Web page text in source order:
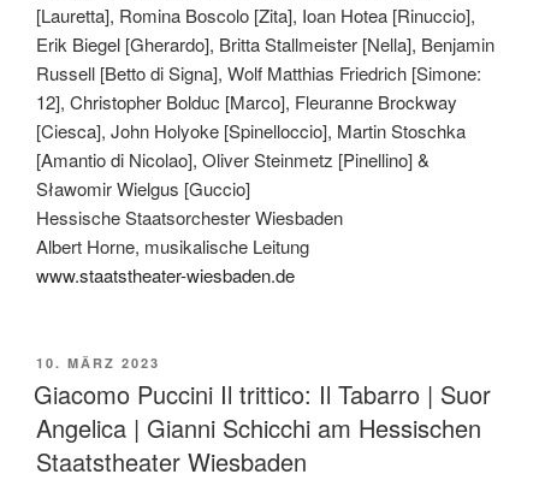
[Lauretta], Romina Boscolo [Zita], Ioan Hotea [Rinuccio],
Erik Biegel [Gherardo], Britta Stallmeister [Nella], Benjamin
Russell [Betto di Signa], Wolf Matthias Friedrich [Simone:
12], Christopher Bolduc [Marco], Fleuranne Brockway
[Ciesca], John Holyoke [Spinelloccio], Martin Stoschka
[Amantio di Nicolao], Oliver Steinmetz [Pinellino] &
Sławomir Wielgus [Guccio]
Hessische Staatsorchester Wiesbaden
Albert Horne, musikalische Leitung
www.staatstheater-wiesbaden.de
VERÖFFENTLICHT
AM
10. MÄRZ 2023
Giacomo Puccini Il trittico: Il Tabarro | Suor
Angelica | Gianni Schicchi am Hessischen
Staatstheater Wiesbaden